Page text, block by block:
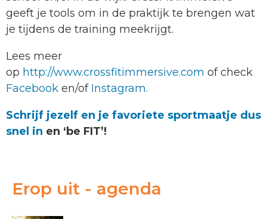
geeft je tools om in de praktijk te brengen wat
je tijdens de training meekrijgt.
Lees meer
op http://www.crossfitimmersive.com of check
Facebook en/of Instagram.
Schrijf jezelf en je favoriete sportmaatje dus
snel in en ‘be FIT’!
Erop uit - agenda